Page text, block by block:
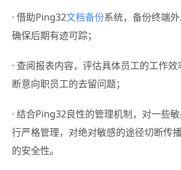
· 借助Ping32文档备份系统，备份终端外
确保后期有迹可踪；
· 查阅报表内容，评估具体员工的工作
断意向职员工的去留问题；
· 结合Ping32良性的管理机制，对一些
行严格管理，对绝对敏感的途径切断传
的安全性。